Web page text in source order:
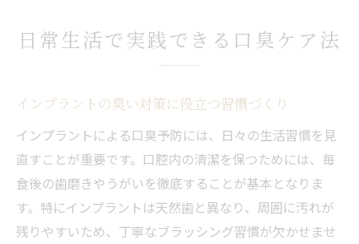
日常生活で実践できる口臭ケア法
インプラントの臭い対策に役立つ習慣づくり
インプラントによる口臭予防には、日々の生活習慣を見
直すことが重要です。口腔内の清潔を保つためには、毎
食後の歯磨きやうがいを徹底することが基本となりま
す。特にインプラントは天然歯と異なり、周囲に汚れが
残りやすいため、丁寧なブラッシング習慣が欠かせませ